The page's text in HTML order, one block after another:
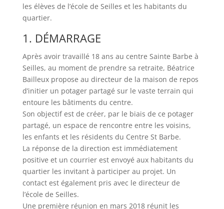
les élèves de l’école de Seilles et les habitants du
quartier.
1. DÉMARRAGE
Après avoir travaillé 18 ans au centre Sainte Barbe à
Seilles, au moment de prendre sa retraite, Béatrice
Bailleux propose au directeur de la maison de repos
d’initier un potager partagé sur le vaste terrain qui
entoure les bâtiments du centre.
Son objectif est de créer, par le biais de ce potager
partagé, un espace de rencontre entre les voisins,
les enfants et les résidents du Centre St Barbe.
La réponse de la direction est immédiatement
positive et un courrier est envoyé aux habitants du
quartier les invitant à participer au projet. Un
contact est également pris avec le directeur de
l’école de Seilles.
Une première réunion en mars 2018 réunit les